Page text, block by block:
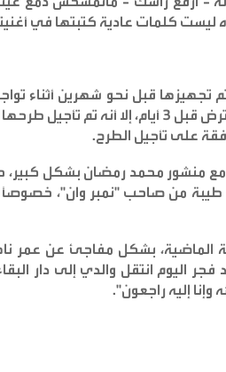
كلمات عادية كتبتها في
قبل نحو شهرين أثناء تواجده
مضيفاً أن موعد طرحها كان من المفترض قبل 3
على تأجيل الطرح.
مع منشور محمد رمضان بشكل كبير،
طيبة من صاحب "نمبر وان"، خصوصاً
اليوم انتقل والدي إلى دار
إليه راجعون".